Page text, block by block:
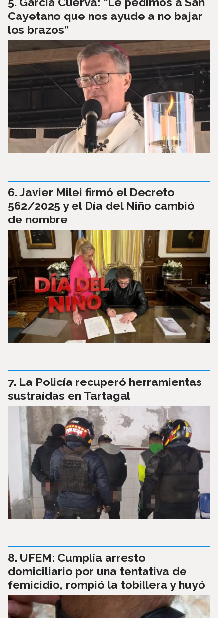
Cayetano que nos ayude a no bajar
los brazos”
Javier Milei firmó el Decreto
562/2025 y el Día del Niño cambió
de nombre
La Policía recuperó herramientas
sustraídas en Tartagal
UFEM: Cumplía arresto
domiciliario por una tentativa de
femicidio, rompió la tobillera y huyó